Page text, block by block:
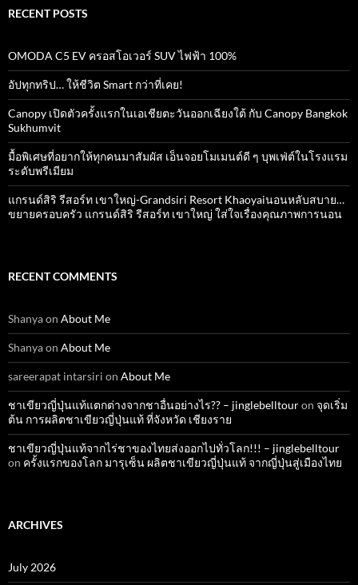
RECENT POSTS
OMODA C5 EV ครอสโอเวอร์ SUV ไฟฟ้า 100%
อัปทุกทริป… ให้ชีวิต Smart กว่าที่เคย!
Canopy เปิดตัวครั้งแรกในเอเชียตะวันออกเฉียงใต้ กับ Canopy Bangkok
Sukhumvit
มื้อพิเศษที่อยากให้ทุกคนมาสัมผัส เอ็นจอยโมเมนต์ดี ๆ บุพเฟ่ต์ในโรงแรม
ระดับพรีเมียม
แกรนด์สิริ​ รีสอร์ท​ เขาใหญ่​-Grandsiri​ Resort​ Khaoyaiนอนหลับสบาย…
ขยายครอบครัว แกรนด์สิริ รีสอร์ท เขาใหญ่ ใส่ใจเรื่องคุณภาพการนอน
RECENT COMMENTS
Shanyaon About Me
Shanyaon About Me
sareerapat intarsiri on About Me
ชาเขียวญี่ปุ่นแท้แตกต่างจากชาอื่นอย่างไร?? – jinglebelltouron จุดเริ่ม
ต้น การผลิตชาเขียวญี่ปุ่นแท้ ที่จังหวัด เชียงราย
ชาเขียวญี่ปุ่นแท้จากไร่ชาของไทยส่งออกไปทั่วโลก!!! – jinglebelltour
on ครั้งแรกของโลก มารุเซ็น ผลิตชาเขียวญี่ปุ่นแท้ จากญี่ปุ่นสู่เมืองไทย
ARCHIVES
July 2026